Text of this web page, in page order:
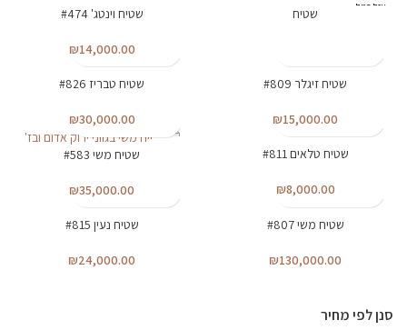
סנן לפי מחיר
אזל המל
שטיח שטיח וינטג' #474
₪14,000.00
שטיח זיגלר #809
₪15,000.00
שטיח טבריז #826
₪30,000.00
שטיח טלאים #811
₪8,000.00
שטיח משי #583
₪35,000.00
שטיח משי #807
₪130,000.00
שטיח נעין #815
₪24,000.00